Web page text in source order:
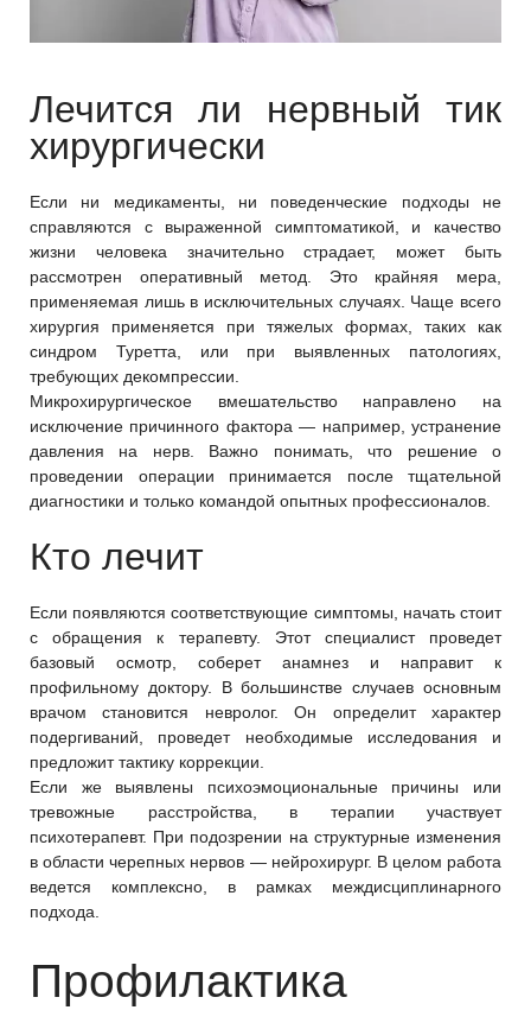
Лечится ли нервный тик
хирургически
Если ни медикаменты, ни поведенческие подходы не
справляются с выраженной симптоматикой, и качество
жизни человека значительно страдает, может быть
рассмотрен оперативный метод. Это крайняя мера,
применяемая лишь в исключительных случаях. Чаще всего
хирургия применяется при тяжелых формах, таких как
синдром Туретта, или при выявленных патологиях,
требующих декомпрессии.
Микрохирургическое вмешательство направлено на
исключение причинного фактора — например, устранение
давления на нерв. Важно понимать, что решение о
проведении операции принимается после тщательной
диагностики и только командой опытных профессионалов.
Кто лечит
Если появляются соответствующие симптомы, начать стоит
с обращения к терапевту. Этот специалист проведет
базовый осмотр, соберет анамнез и направит к
профильному доктору. В большинстве случаев основным
врачом становится невролог. Он определит характер
подергиваний, проведет необходимые исследования и
предложит тактику коррекции.
Если же выявлены психоэмоциональные причины или
тревожные расстройства, в терапии участвует
психотерапевт. При подозрении на структурные изменения
в области черепных нервов — нейрохирург. В целом работа
ведется комплексно, в рамках междисциплинарного
подхода.
Профилактика